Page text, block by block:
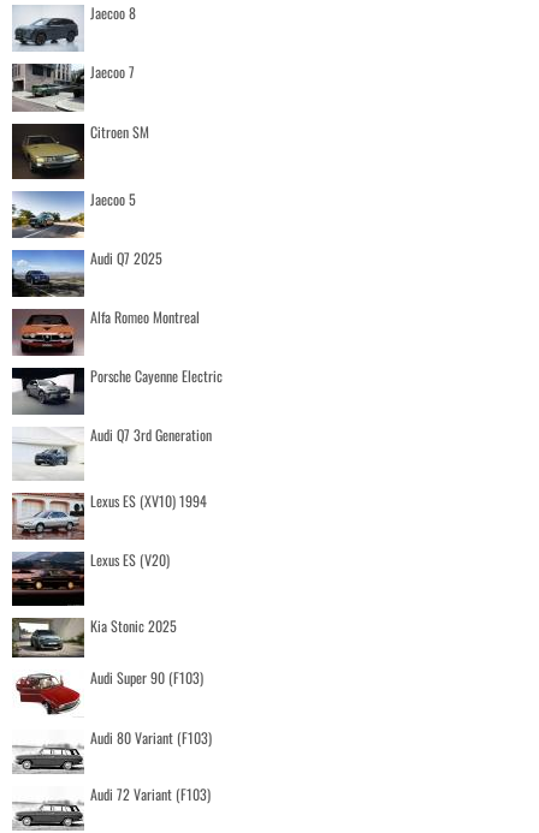
Jaecoo 8
Jaecoo 7
Citroen SM
Jaecoo 5
Audi Q7 2025
Alfa Romeo Montreal
Porsche Cayenne Electric
Audi Q7 3rd Generation
Lexus ES (XV10) 1994
Lexus ES (V20)
Kia Stonic 2025
Audi Super 90 (F103)
Audi 80 Variant (F103)
Audi 72 Variant (F103)